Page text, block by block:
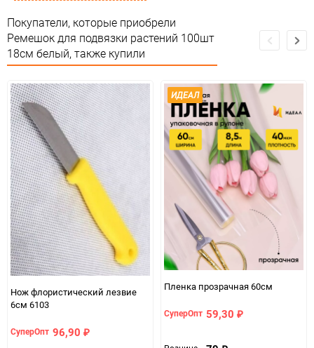
Количество в коробке 1
Единица измерения упак
Покупатели, которые приобрели
Ремешок для подвязки растений 100шт
18см белый, также купили
Нож флористический лезвие
6см 6103
СуперОпт 96,90 ₽
ИДЕАЛ
Пленка прозрачная 60см
СуперОпт 59,30 ₽